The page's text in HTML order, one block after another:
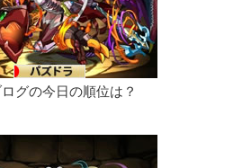
グの今日の順位は？